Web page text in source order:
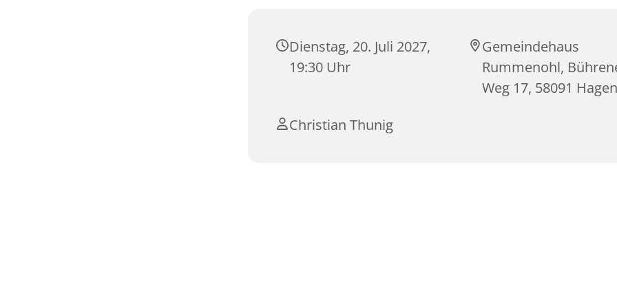
Dienstag, 20. Juli 2027,
19:30 Uhr
Gemeindehaus
Rummenohl,
Weg 17, 58091 Hagen
Christian Thunig